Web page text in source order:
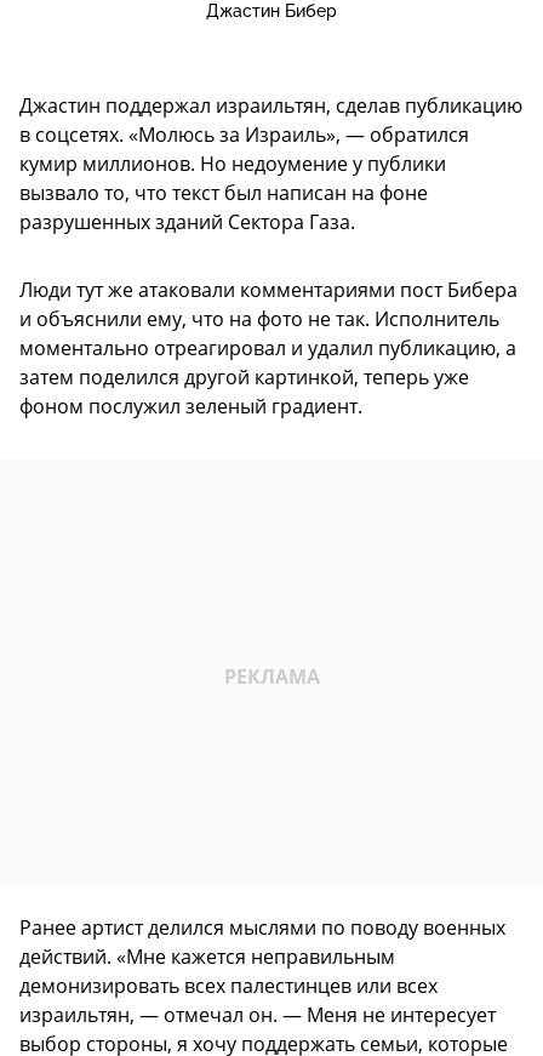
Джастин Бибер
Джастин поддержал израильтян, сделав публикацию
в соцсетях. «Молюсь за Израиль», — обратился
кумир миллионов. Но недоумение у публики
вызвало то, что текст был написан на фоне
разрушенных зданий Сектора Газа.
Люди тут же атаковали комментариями пост Бибера
и объяснили ему, что на фото не так. Исполнитель
моментально отреагировал и удалил публикацию, а
затем поделился другой картинкой, теперь уже
фоном послужил зеленый градиент.
Ранее артист делился мыслями по поводу военных
действий. «Мне кажется неправильным
демонизировать всех палестинцев или всех
израильтян, — отмечал он. — Меня не интересует
выбор стороны, я хочу поддержать семьи, которые